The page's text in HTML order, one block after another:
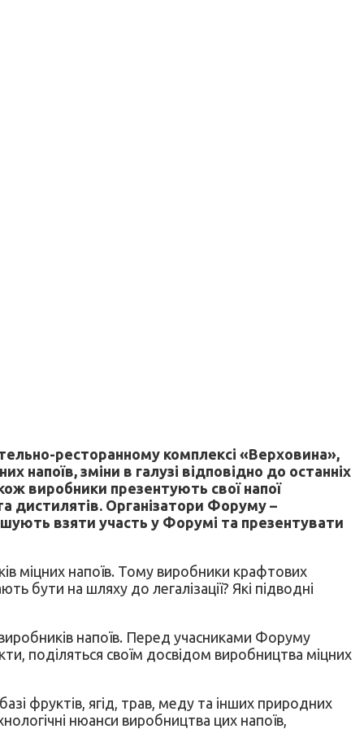
ресторанному комплексі «Верховина»,
напоїв, зміни в галузі відповідно до останніх
виробники презентують свої напої
дистилятів. Організатори Форуму –
взяти участь у Форумі та презентувати
міцних напоїв. Тому виробники крафтових
бути на шляху до легалізації? Які підводні
напоїв. Перед учасниками Форуму
поділяться своїм досвідом виробництва міцних
фруктів, ягід, трав, меду та інших природних
нюанси виробництва цих напоїв,